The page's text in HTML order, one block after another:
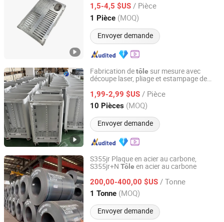
1,5-4,5 $US / Pièce
1 Pièce (MOQ)
Envoyer demande
Guangdong, China Depuis 2025
Fabrication detôle sur mesure avec
découpe laser, pliage et estampage de
1,99-2,99 $US / Pièce
10 Pièces (MOQ)
Envoyer demande
Shenzhen YSY Electric Equipment Co., Ltd.
Guangdong, China Depuis 2019
S355jr Plaque en acier au carbone,
S355jr+N Tôle en acier au carbone
200,00-400,00 $US / Tonne
1 Tonne (MOQ)
Envoyer demande
Tianjin Yitejia Steel Sales Co., Ltd.
Tianjin, China Depuis 2011